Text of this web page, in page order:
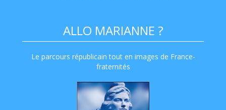
ALLO MARIANNE ?
Le parcours républicain tout en images de France-
fraternités